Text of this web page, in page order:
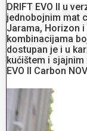
DRIFT EVO II u
jednobojnim mat
Jarama, Horizon
kombinacijama
dostupan je i u
kućištem i
EVO II Carbon